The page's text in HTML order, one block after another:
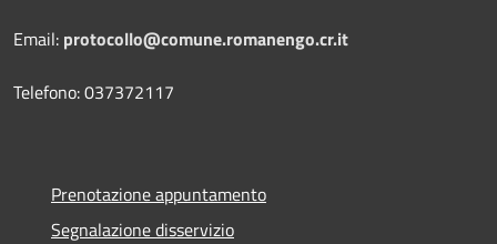
Email: protocollo@comune.romanengo.cr.it
Telefono: 037372117
Prenotazione appuntamento
Segnalazione disservizio